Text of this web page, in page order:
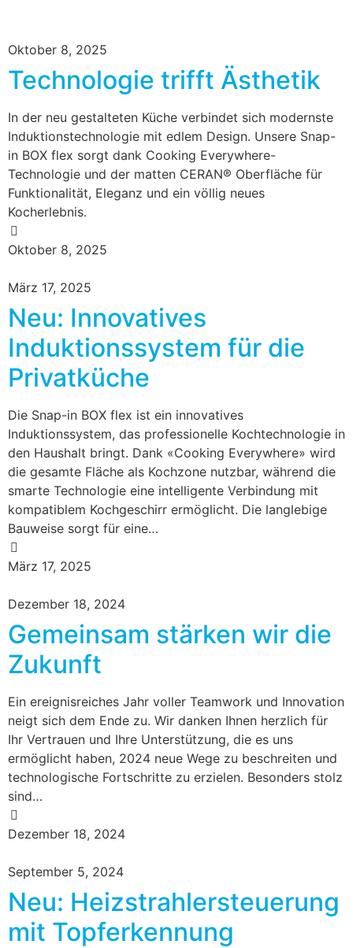
Oktober 8, 2025
Technologie trifft Ästhetik
In der neu gestalteten Küche verbindet sich modernste
Induktionstechnologie mit edlem Design. Unsere Snap-
in BOX flex sorgt dank Cooking Everywhere-
Technologie und der matten CERAN® Oberfläche für
Funktionalität, Eleganz und ein völlig neues
Kocherlebnis.
Oktober 8, 2025
März 17, 2025
Neu: Innovatives
Induktionssystem für die
Privatküche
Die Snap-in BOX flex ist ein innovatives
Induktionssystem, das professionelle Kochtechnologie in
den Haushalt bringt. Dank «Cooking Everywhere» wird
die gesamte Fläche als Kochzone nutzbar, während die
smarte Technologie eine intelligente Verbindung mit
kompatiblem Kochgeschirr ermöglicht. Die langlebige
Bauweise sorgt für eine…
März 17, 2025
Dezember 18, 2024
Gemeinsam stärken wir die
Zukunft
Ein ereignisreiches Jahr voller Teamwork und Innovation
neigt sich dem Ende zu. Wir danken Ihnen herzlich für
Ihr Vertrauen und Ihre Unterstützung, die es uns
ermöglicht haben, 2024 neue Wege zu beschreiten und
technologische Fortschritte zu erzielen. Besonders stolz
sind…
Dezember 18, 2024
September 5, 2024
Neu: Heizstrahlersteuerung
mit Topferkennung